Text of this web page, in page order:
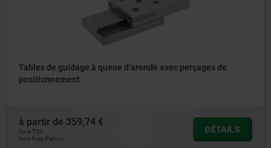
Tables de guidage à queue d’aronde avec perçages de
positionnement
à partir de 359,74 €
hors TVA
hors frais d’envoi
DÉTAILS